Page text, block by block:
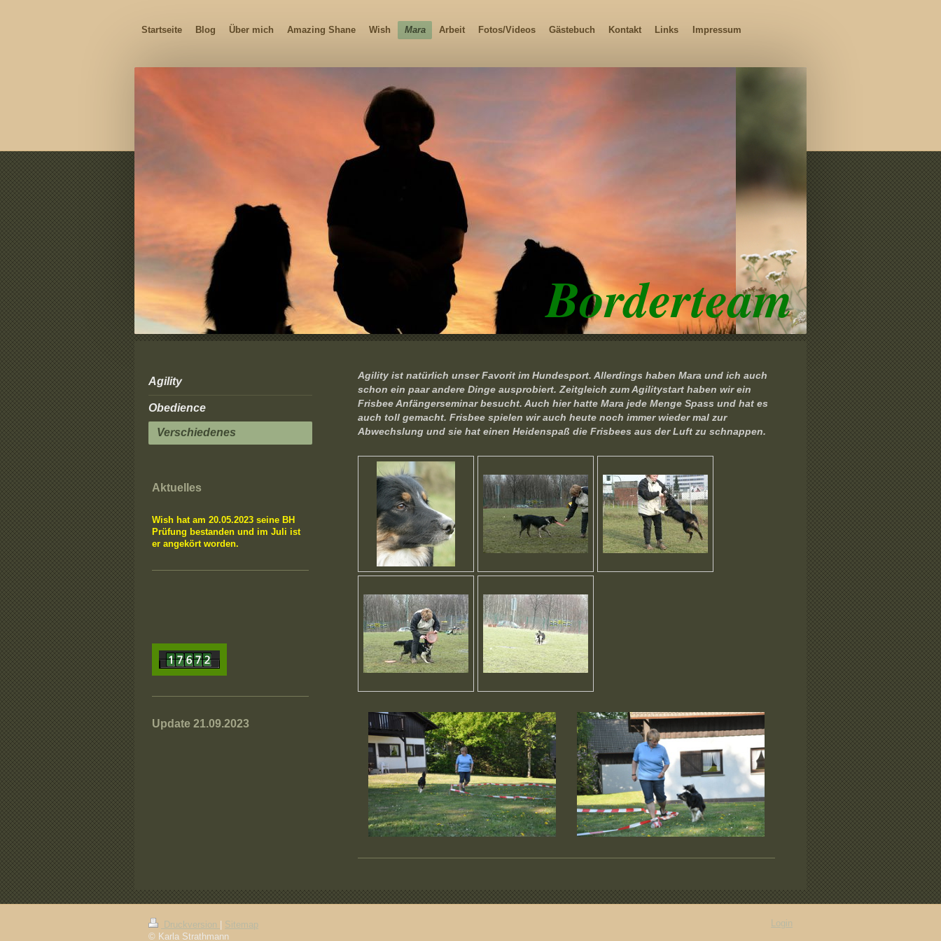
Startseite Blog Über mich Amazing Shane Wish Mara Arbeit Fotos/Videos Gästebuch Kontakt Links Impressum
Borderteam
Agility ist natürlich unser Favorit im Hundesport. Allerdings haben Mara und ich auch
schon ein paar andere Dinge ausprobiert. Zeitgleich zum Agilitystart haben wir ein
Frisbee Anfängerseminar besucht. Auch hier hatte Mara jede Menge Spass und hat es
auch toll gemacht. Frisbee spielen wir auch heute noch immer wieder mal zur
Abwechslung und sie hat einen Heidenspaß die Frisbees aus der Luft zu schnappen.
Agility
Obedience
Verschiedenes
Aktuelles
Wish hat am 20.05.2023 seine BH
Prüfung bestanden und im Juli ist
er angekört worden.
Update 21.09.2023
Druckversion
Sitemap
© Karla Strathmann
Login